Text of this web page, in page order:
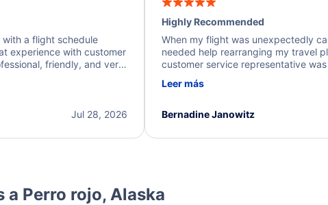
a flight schedule
experience with customer
friendly, and very
of the next steps.
Jul 28, 2026
Highly Recommended
When my flight was unexpectedly
needed help rearranging my travel
customer service representative
process. They quickly found
I truly appreciate the excellent
Leer más
Bernadine Janowitz
a Perro rojo, Alaska